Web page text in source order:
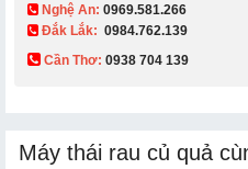
Nghệ An: 0969.581.266
Đắk Lắk: 0984.762.139
Cần Thơ: 0938 704 139​
Máy thái rau củ quả